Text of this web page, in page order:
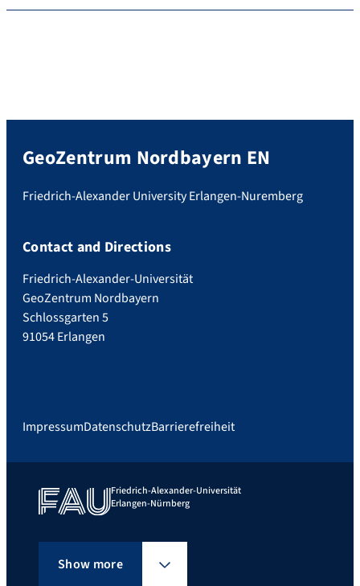
GeoZentrum Nordbayern EN
Friedrich-Alexander University Erlangen-Nuremberg
Contact and Directions
Friedrich-Alexander-Universität
GeoZentrum Nordbayern
Schlossgarten 5
91054 Erlangen
ImpressumDatenschutzBarrierefreiheit
Friedrich-Alexander-Universität
Erlangen-Nürnberg
Show more